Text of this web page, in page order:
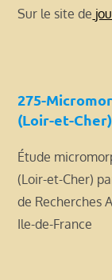
Sur le site de
275-
(Loir-et-Cher)
Étude
(Loir-et-Cher)
de Recherches
Ile-de-France